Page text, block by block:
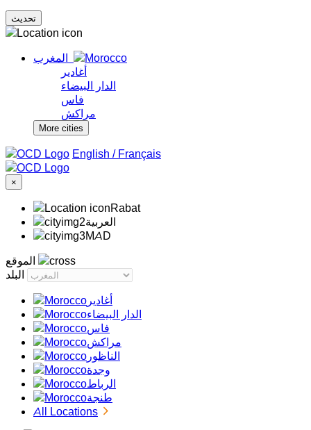
المغرب
أغادير
الدار البيضاء
فاس
مراكش
More cities
/ Français
×
Rabat
‏العربية‏
MAD
أغادير
الدار البيضاء
فاس
مراكش
الناظور
وجدة
الرباط
طنجة
All Locations